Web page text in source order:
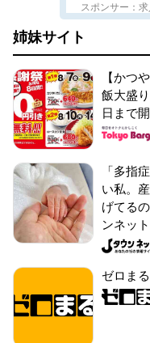
スポンサー：
姉妹サイト
【かつ
飯大盛
日まで開
「多指
い私。
げてる
ンネット
ゼロまる